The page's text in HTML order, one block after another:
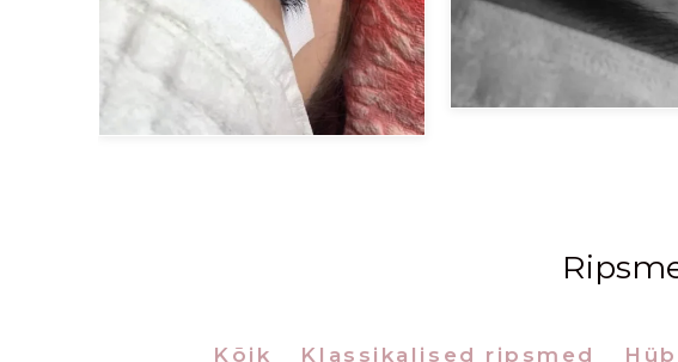
Kõik Klassikalised ripsmed